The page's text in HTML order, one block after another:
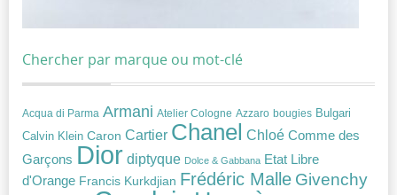
Chercher par marque ou mot-clé
Acqua di Parma Armani Atelier Cologne Azzaro bougies Bulgari
Calvin Klein Caron Cartier Chanel Chloé Comme des
Garçons Dior diptyque Dolce & Gabbana Etat Libre
d'Orange Francis Kurkdjian Frédéric Malle Givenchy